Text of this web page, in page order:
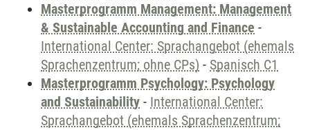
Masterprogramm Management: Management
& Sustainable Accounting and Finance -
International Center: Sprachangebot (ehemals
Sprachenzentrum; ohne CPs) - Spanisch C1
Masterprogramm Psychology: Psychology
and Sustainability - International Center:
Sprachangebot (ehemals Sprachenzentrum;